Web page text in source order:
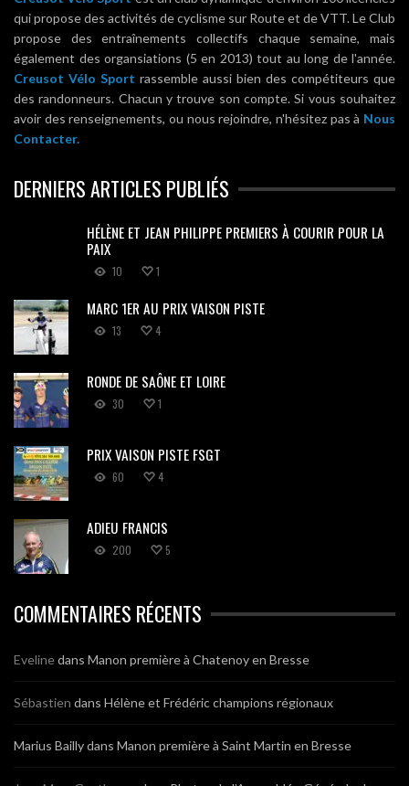
qui propose des activités de cyclisme sur Route et de VTT. Le Club
propose des entraînements collectifs chaque semaine, mais
également des organsiations (5 en 2013) tout au long de l'année.
Creusot Vélo Sport rassemble aussi bien des compétiteurs que
des randonneurs. Chacun y trouve son compte. Si vous souhaitez
avoir des renseignements, ou nous rejoindre, n'hésitez pas à Nous
Contacter.
DERNIERS ARTICLES PUBLIÉS
HÉLÈNE ET JEAN PHILIPPE PREMIERS À COURIR POUR LA
PAIX
10 1
MARC 1ER AU PRIX VAISON PISTE
13 4
RONDE DE SAÔNE ET LOIRE
30 1
PRIX VAISON PISTE FSGT
60 4
ADIEU FRANCIS
200 5
COMMENTAIRES RÉCENTS
Evelinedans Manon première à Chatenoy en Bresse
Sébastien dans Hélène et Frédéric champions régionaux
Marius Baillydans Manon première à Saint Martin en Bresse